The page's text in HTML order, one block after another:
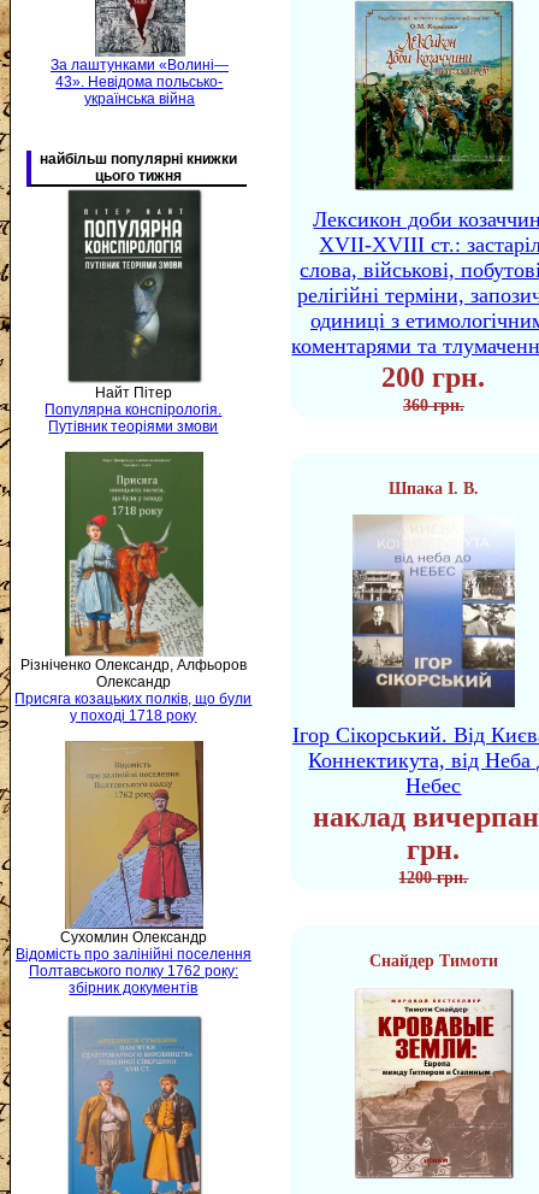
За лаштунками «Волині—
43». Невідома польсько-
українська війна
найбільш популярні книжки
цього тижня
Найт Пітер
Популярна конспірологія.
Путівник теоріями змови
Різніченко Олександр, Алфьоров
Олександр
Присяга козацьких полків, що були
у поході 1718 року
Сухомлин Олександр
Відомість про залінійні поселення
Полтавського полку 1762 року:
збірник документів
Лексикон доби
XVII-XVIII ст.:
слова, військові,
релігійні терміни,
одиниці з
коментарями та
200 грн.
360 грн.
Шпака І. В.
Ігор Сікорський. Від
Коннектикута, від Неба
Небес
наклад
грн.
1200 грн.
Снайдер Тимоти